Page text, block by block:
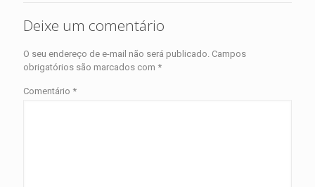
Deixe um comentário
O seu endereço de e-mail não será publicado. Campos
obrigatórios são marcados com *
Comentário *